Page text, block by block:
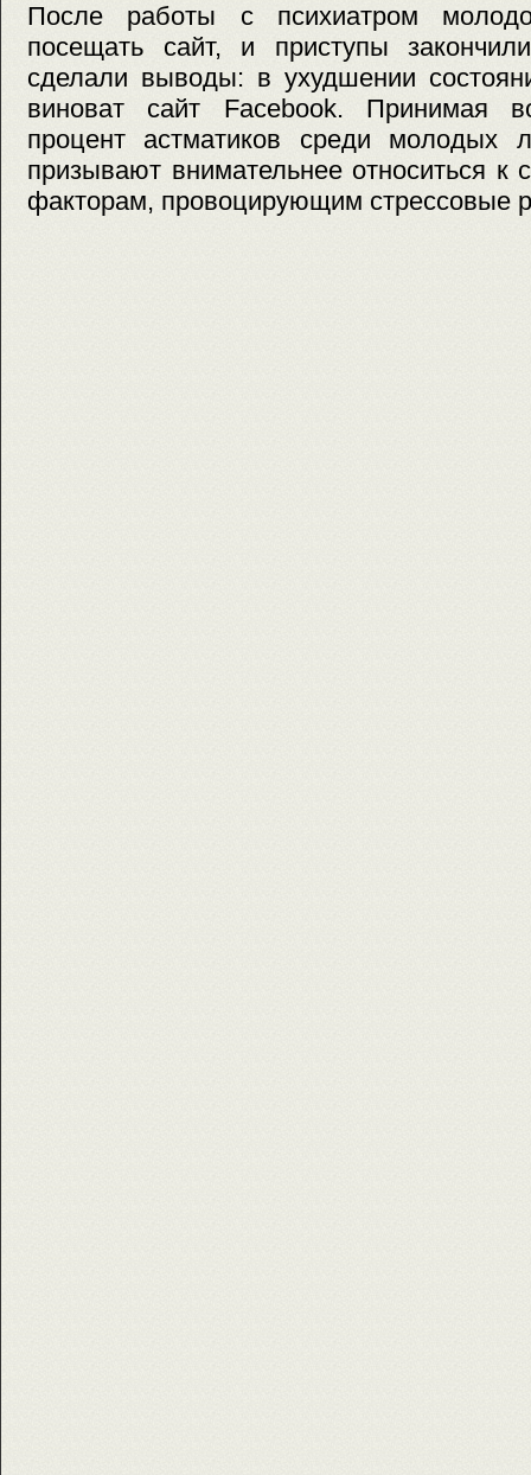
После работы с психиатром
посещать сайт, и приступы
сделали выводы: в ухудшении
виноват сайт Facebook. Принимая
процент астматиков среди молодых
призывают внимательнее относиться к
факторам, провоцирующим стрессовые